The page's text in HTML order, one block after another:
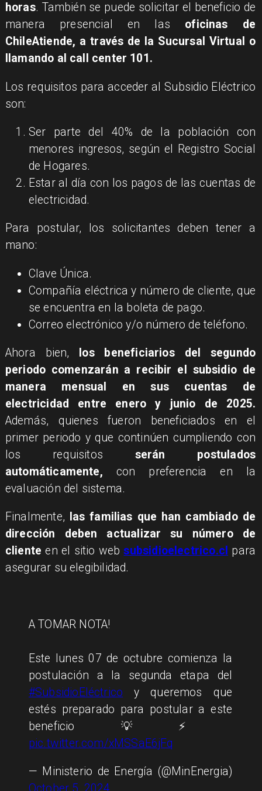
horas. También se puede solicitar el beneficio de
manera presencial en las oficinas de
ChileAtiende, a través de la Sucursal Virtual o
llamando al call center 101.
Los requisitos para acceder al Subsidio Eléctrico
son:
Ser parte del 40% de la población con
menores ingresos, según el Registro Social
de Hogares.
Estar al día con los pagos de las cuentas de
electricidad.
Para postular, los solicitantes deben tener a
mano:
Clave Única.
Compañía eléctrica y número de cliente, que
se encuentra en la boleta de pago.
Correo electrónico y/o número de teléfono.
Ahora bien,
los beneficiarios del segundo
periodo comenzarán a recibir el subsidio de
manera mensual en sus cuentas de
electricidad entre enero y junio de 2025.
Además, quienes fueron beneficiados en el
primer periodo y que continúen cumpliendo con
los requisitos serán postulados
automáticamente, con preferencia en la
evaluación del sistema.
Finalmente,
las familias que han cambiado de
dirección deben actualizar su número de
cliente en el sitio websubsidioelectrico.cl para
asegurar su elegibilidad.
A TOMAR NOTA!
Este lunes 07 de octubre comienza la
postulación a la segunda etapa del
#SubsidioEléctrico y queremos que
estés preparado para postular a este
beneficio💡⚡️
pic.twitter.com/xMSSaE6jFq
— Ministerio de Energía (@MinEnergia)